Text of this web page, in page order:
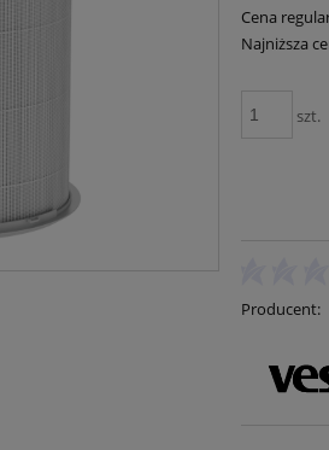
Cena
Najniższa
szt.
Producent: